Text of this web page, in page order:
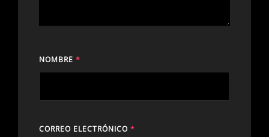
NOMBRE *
CORREO ELECTRÓNICO *